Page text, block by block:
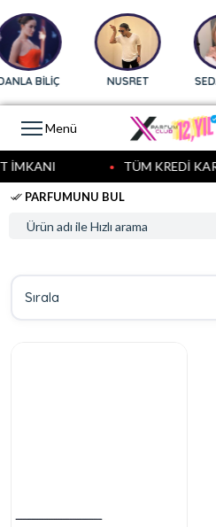
BİLİÇ NUSRET
Menü
İMKANI TÜM KREDİ
PARFUMUNU BUL